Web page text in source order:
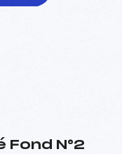
Fond N°2